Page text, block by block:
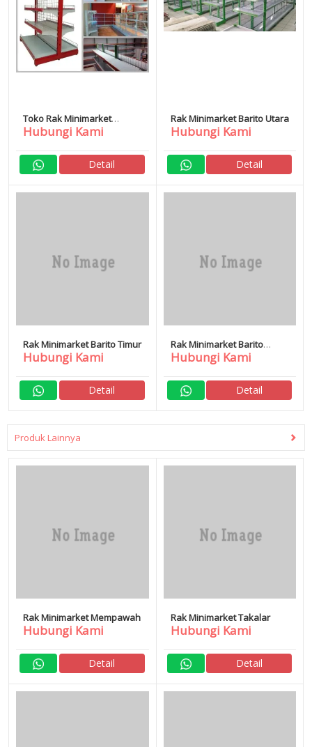
Toko Rak Minimarket
Makassar
Hubungi Kami
Detail
Rak Minimarket Barito Utara
Hubungi Kami
Detail
Rak Minimarket Barito Timur
Hubungi Kami
Detail
Rak Minimarket Barito
Selatan
Hubungi Kami
Detail
Produk Lainnya
Rak Minimarket Mempawah
Hubungi Kami
Detail
Rak Minimarket Takalar
Hubungi Kami
Detail